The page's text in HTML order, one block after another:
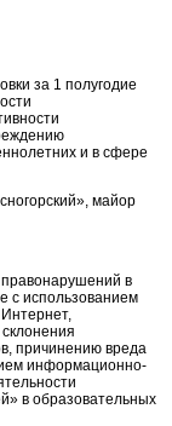
за 1 полугодие
и в сфере
майор
в
с использованием
причинению вреда
информационно-
в образовательных